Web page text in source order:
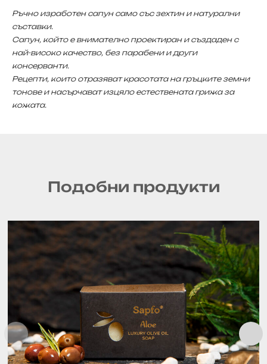
Ръчно изработен сапун само със зехтин и натурални
съставки.
Сапун, който е внимателно проектиран и създаден с
най-високо качество, без парабени и други
консерванти.
Рецепти, които отразяват красотата на гръцките земни
тонове и насърчават изцяло естествената грижа за
кожата.
Подобни продукти